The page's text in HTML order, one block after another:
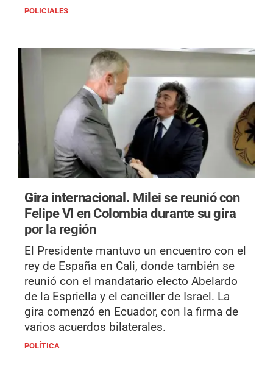
POLICIALES
Gira internacional. Milei se reunió con
Felipe VI en Colombia durante su gira
por la región
El Presidente mantuvo un encuentro con el
rey de España en Cali, donde también se
reunió con el mandatario electo Abelardo
de la Espriella y el canciller de Israel. La
gira comenzó en Ecuador, con la firma de
varios acuerdos bilaterales.
POLÍTICA